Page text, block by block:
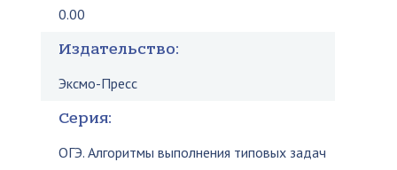
0.00
Издательство:
Эксмо-Пресс
Серия:
ОГЭ. Алгоритмы выполнения типовых задач